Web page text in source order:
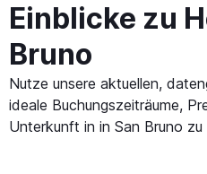
Einblicke zu
Bruno
Nutze unsere aktuellen,
ideale Buchungszeiträume,
Unterkunft in in San Bruno zu